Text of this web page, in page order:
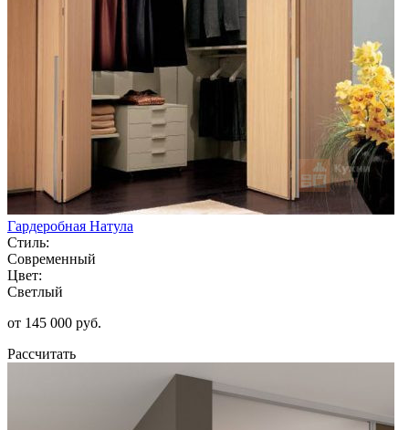
Гардеробная Натула
Стиль:
Современный
Цвет:
Светлый
от 145 000 руб.
Рассчитать